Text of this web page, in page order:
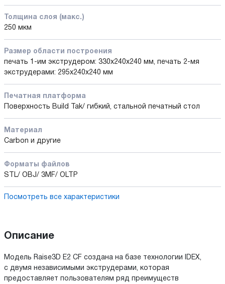
Толщина слоя (макс.)
250 мкм
Размер области построения
печать 1-им экструдером: 330x240x240 мм, печать 2-мя
экструдерами: 295х240х240 мм
Печатная платформа
Поверхность Build Tak/ гибкий, стальной печатный стол
Материал
Carbon и другие
Форматы файлов
STL/ OBJ/ 3MF/ OLTP
Посмотреть все характеристики
Описание
Модель Raise3D E2 CF создана на базе технологии IDEX,
с двумя независимыми экструдерами, которая
предоставляет пользователям ряд преимуществ